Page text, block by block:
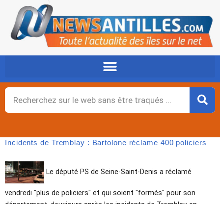
contenu
Rechercher
Incidents de Tremblay : Bartolone réclame 400 policiers
Le député PS de Seine-Saint-Denis a réclamé
vendredi "plus de policiers" et qui soient "formés" pour son